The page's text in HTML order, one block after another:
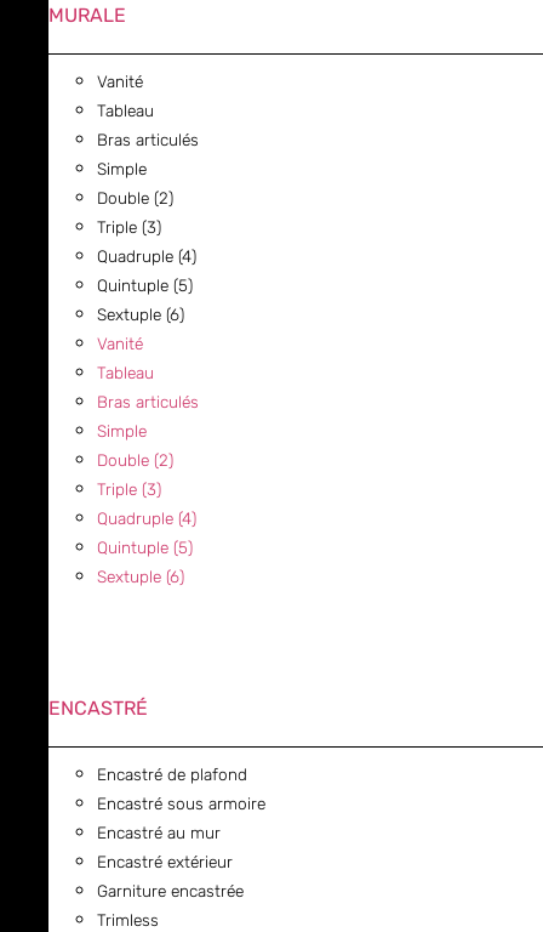
MURALE
Vanité
Tableau
Bras articulés
Simple
Double (2)
Triple (3)
Quadruple (4)
Quintuple (5)
Sextuple (6)
Vanité
Tableau
Bras articulés
Simple
Double (2)
Triple (3)
Quadruple (4)
Quintuple (5)
Sextuple (6)
ENCASTRÉ
Encastré de plafond
Encastré sous armoire
Encastré au mur
Encastré extérieur
Garniture encastrée
Trimless